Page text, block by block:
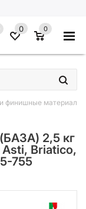
0 0
×
финишные материалы
(БАЗА) 2,5 кг
Briatico,
755